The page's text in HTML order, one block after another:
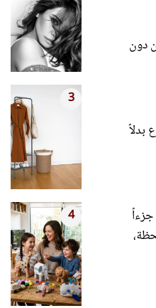
دون
بدلاً
جزءاً
3
4